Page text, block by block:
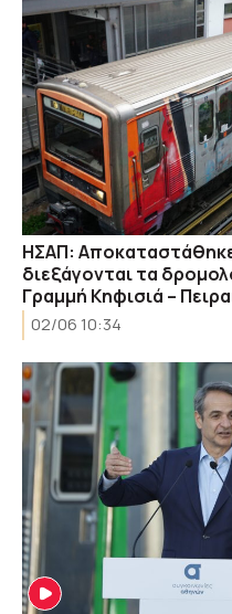
ΗΣΑΠ:
διεξάγονται τα
Γραμμή Κηφισιά –
02/06 10:34